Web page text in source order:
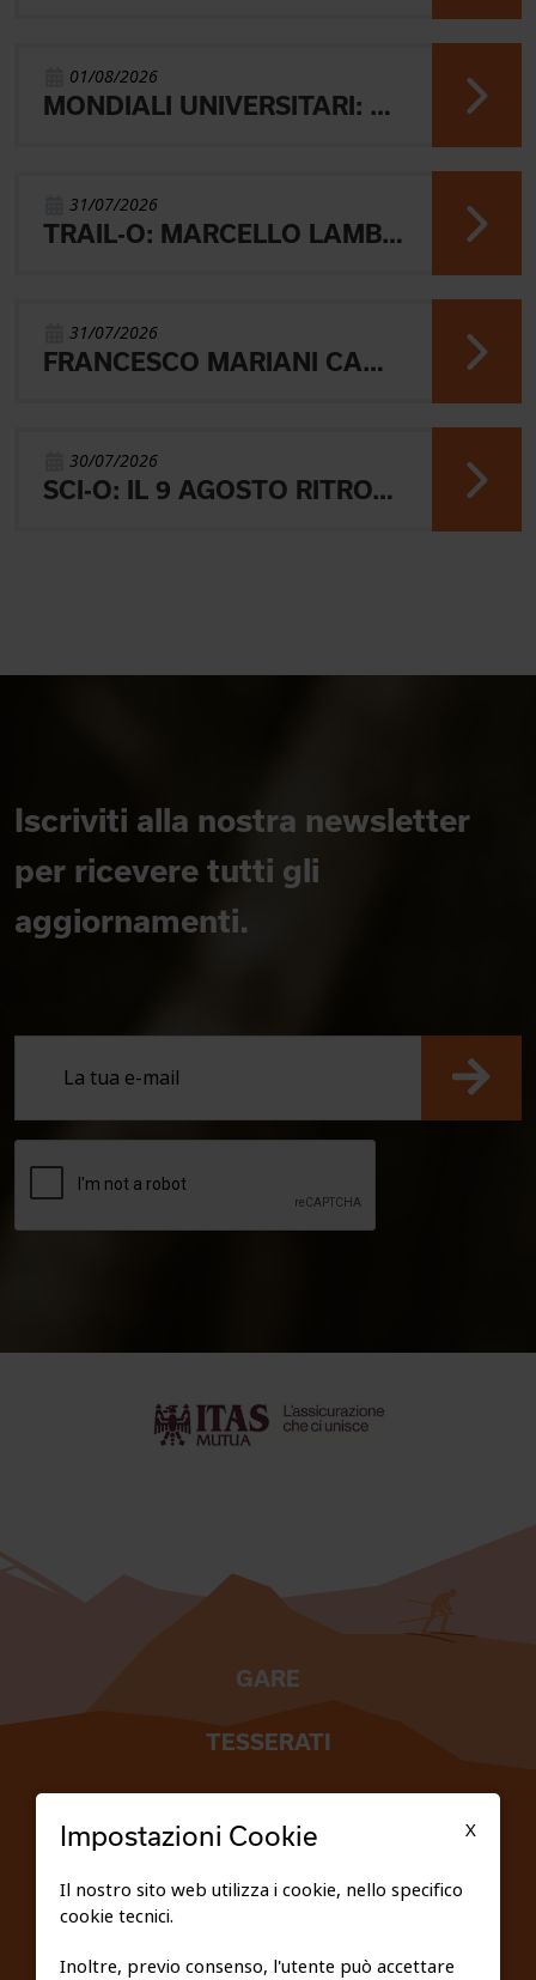
01/08/2026
MONDIALI UNIVERSITARI: MARIANI CHIUDE 4° NELLA MIDDLE
31/07/2026
TRAIL-O: MARCELLO LAMBERTINI E' ARGENTO EUROPEO IN POLONIA
31/07/2026
FRANCESCO MARIANI CAMPIONE DEL MONDO UNIVERSITARIO NELLA SPRINT DI ORIENTEERING
30/07/2026
SCI-O: IL 9 AGOSTO RITROVO A BRESSANONE
Iscriviti alla nostra newsletter
per ricevere tutti gli
aggiornamenti.
GARE
TESSERATI
X
Impostazioni Cookie
Il nostro sito web utilizza i cookie, nello specifico
cookie tecnici.
Inoltre, previo consenso, l'utente può accettare